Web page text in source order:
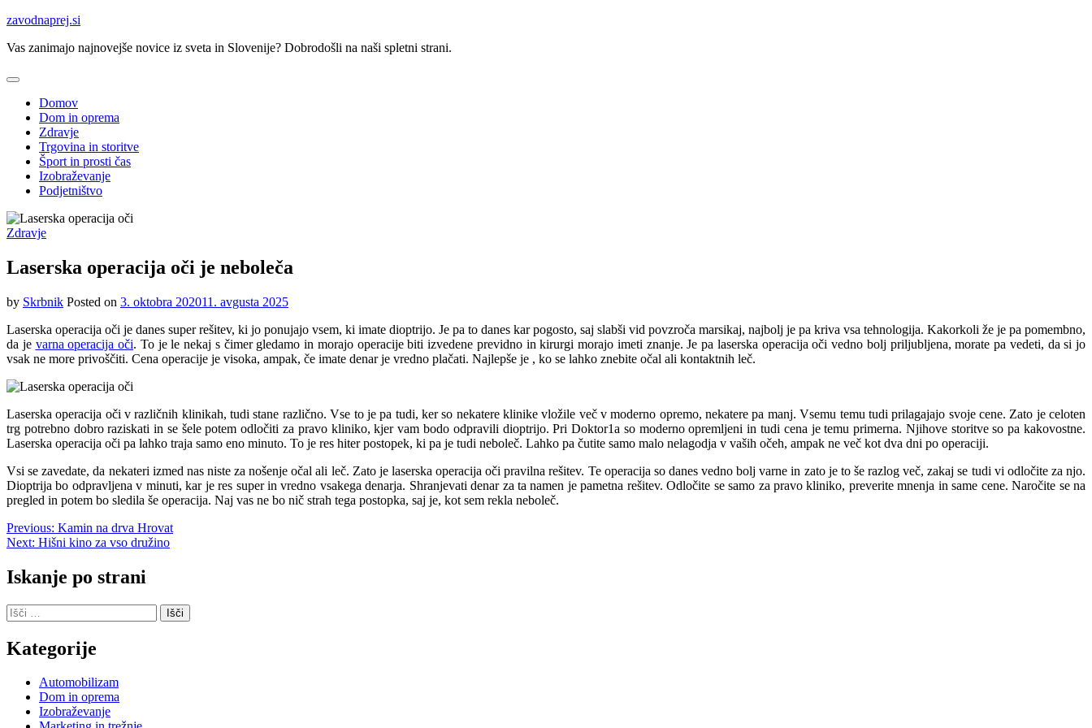
Skip
content
zavodnaprej.si
Vas zanimajo najnovejše novice iz sveta in Slovenije? Dobrodošli na naši spletni strani.
Domov
Dom in oprema
Zdravje
Trgovina in storitve
Šport in prosti čas
Izobraževanje
Podjetništvo
Zdravje
Laserska operacija oči je neboleča
by Skrbnik Posted on 3. oktobra 202011. avgusta 2025
Laserska operacija oči je danes super rešitev, ki jo ponujajo vsem, ki imate dioptrijo. Je pa to danes kar pogosto, saj slabši vid povzroča marsikaj, najbolj je pa kriva vsa tehnologija. Kakorkoli že je pa pomembno,
da je varna operacija oči. To je le nekaj s čimer gledamo in morajo operacije biti izvedene previdno in kirurgi morajo imeti znanje. Je pa laserska operacija oči vedno bolj priljubljena, morate pa vedeti, da si jo
vsak ne more privoščiti. Cena operacije je visoka, ampak, če imate denar je vredno plačati. Najlepše je , ko se lahko znebite očal ali kontaktnih leč.
Laserska operacija oči v različnih klinikah, tudi stane različno. Vse to je pa tudi, ker so nekatere klinike vložile več v moderno opremo, nekatere pa manj. Vsemu temu tudi prilagajajo svoje cene. Zato je celoten
trg potrebno dobro raziskati in se šele potem odločiti za pravo kliniko, kjer vam bodo odpravili dioptrijo. Pri Doktor1a so moderno opremljeni in tudi cena je temu primerna. Njihove storitve so pa kakovostne.
Laserska operacija oči pa lahko traja samo eno minuto. To je res hiter postopek, ki pa je tudi neboleč. Lahko pa čutite samo malo nelagodja v vaših očeh, ampak ne več kot dva dni po operaciji.
Vsi se zavedate, da nekateri izmed nas niste za nošenje očal ali leč. Zato je laserska operacija oči pravilna rešitev. Te operacija so danes vedno bolj varne in zato je to še razlog več, zakaj se tudi vi odločite za njo.
Dioptrija bo odpravljena v minuti, kar je res super in vredno vsakega denarja. Shranjevati denar za ta namen je pametna rešitev. Odločite se samo za pravo kliniko, preverite mnenja in same cene. Naročite se na
pregled in potem bo sledila še operacija. Naj vas ne bo nič strah tega postopka, saj je, kot sem rekla neboleč.
Navigacija
prispevka
Previous: Kamin na drva Hrovat
Next: Hišni kino za vso družino
Iskanje po strani
Išči:
Kategorije
Automobilizam
Dom in oprema
Izobraževanje